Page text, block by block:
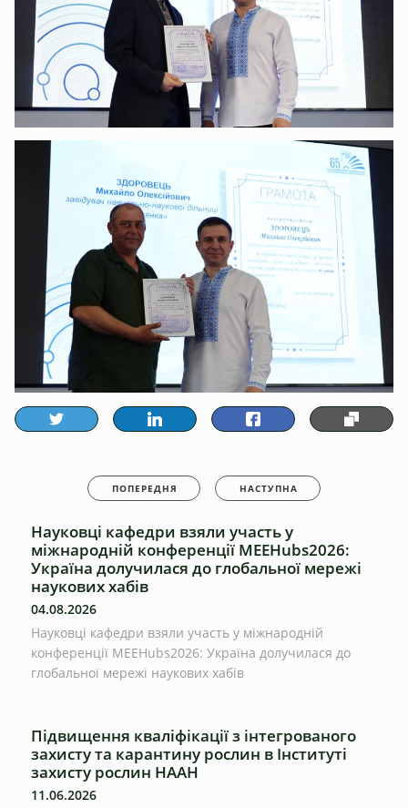
ПОПЕРЕДНЯ НАСТУПНА
Науковці кафедри взяли участь у
міжнародній конференції MEEHubs2026:
Україна долучилася до глобальної мережі
наукових хабів
04.08.2026
Науковці кафедри взяли участь у міжнародній
конференції MEEHubs2026: Україна долучилася до
глобальної мережі наукових хабів
Підвищення кваліфікації з інтегрованого
захисту та карантину рослин в Інституті
захисту рослин НААН
11.06.2026